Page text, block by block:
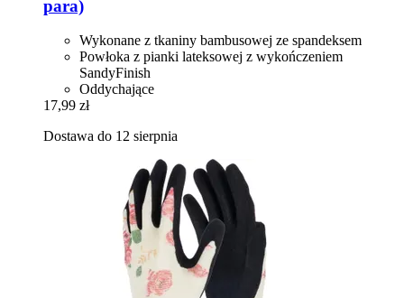
para)
Wykonane z tkaniny bambusowej ze spandeksem
Powłoka z pianki lateksowej z wykończeniem
SandyFinish
Oddychające
17,99 zł
Dostawa do 12 sierpnia